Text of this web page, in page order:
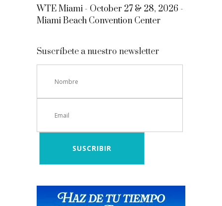
WTE Miami - October 27 & 28, 2026 -
Miami Beach Convention Center
Suscríbete a nuestro newsletter